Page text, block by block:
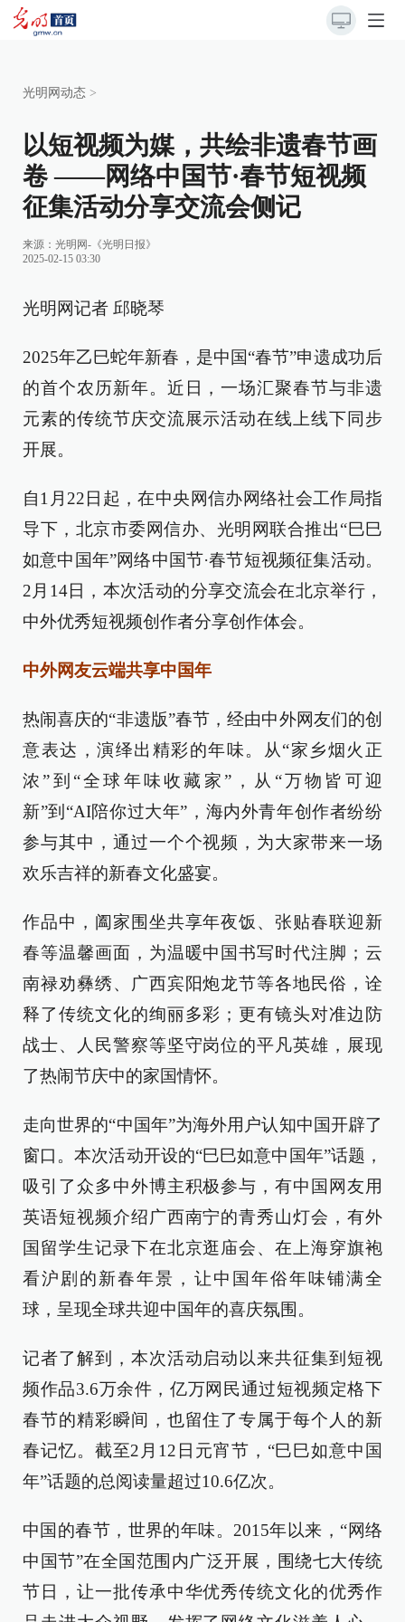
光明网动态 >
以短视频为媒，共绘非遗春节画
卷 ——网络中国节·春节短视频
征集活动分享交流会侧记
来源： 光明网-《光明日报》
2025-02-15 03:30
光明网记者 邱晓琴
2025年乙巳蛇年新春，是中国“春节”申遗成功后
的首个农历新年。近日，一场汇聚春节与非遗
元素的传统节庆交流展示活动在线上线下同步
开展。
自1月22日起，在中央网信办网络社会工作局指
导下，北京市委网信办、光明网联合推出“巳巳
如意中国年”网络中国节·春节短视频征集活动。
2月14日，本次活动的分享交流会在北京举行，
中外优秀短视频创作者分享创作体会。
中外网友云端共享中国年
热闹喜庆的“非遗版”春节，经由中外网友们的创
意表达，演绎出精彩的年味。从“家乡烟火正
浓”到“全球年味收藏家”，从“万物皆可迎
新”到“AI陪你过大年”，海内外青年创作者纷纷
参与其中，通过一个个视频，为大家带来一场
欢乐吉祥的新春文化盛宴。
作品中，阖家围坐共享年夜饭、张贴春联迎新
春等温馨画面，为温暖中国书写时代注脚；云
南禄劝彝绣、广西宾阳炮龙节等各地民俗，诠
释了传统文化的绚丽多彩；更有镜头对准边防
战士、人民警察等坚守岗位的平凡英雄，展现
了热闹节庆中的家国情怀。
走向世界的“中国年”为海外用户认知中国开辟了
窗口。本次活动开设的“巳巳如意中国年”话题，
吸引了众多中外博主积极参与，有中国网友用
英语短视频介绍广西南宁的青秀山灯会，有外
国留学生记录下在北京逛庙会、在上海穿旗袍
看沪剧的新春年景，让中国年俗年味铺满全
球，呈现全球共迎中国年的喜庆氛围。
记者了解到，本次活动启动以来共征集到短视
频作品3.6万余件，亿万网民通过短视频定格下
春节的精彩瞬间，也留住了专属于每个人的新
春记忆。截至2月12日元宵节，“巳巳如意中国
年”话题的总阅读量超过10.6亿次。
中国的春节，世界的年味。2015年以来，“网络
中国节”在全国范围内广泛开展，围绕七大传统
节日，让一批传承中华优秀传统文化的优秀作